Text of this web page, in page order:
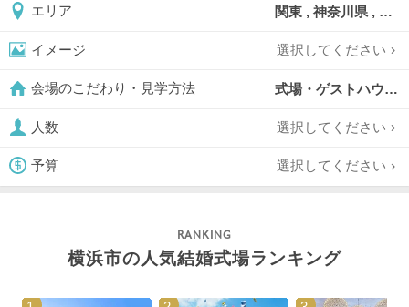
エリア 関東 , 神奈川県 , 横浜市 , 横浜市中区
イメージ 選択してください
会場のこだわり・見学方法 式場・ゲストハウス,
人数 選択してください
予算 選択してください
横浜市の人気結婚式場ランキング